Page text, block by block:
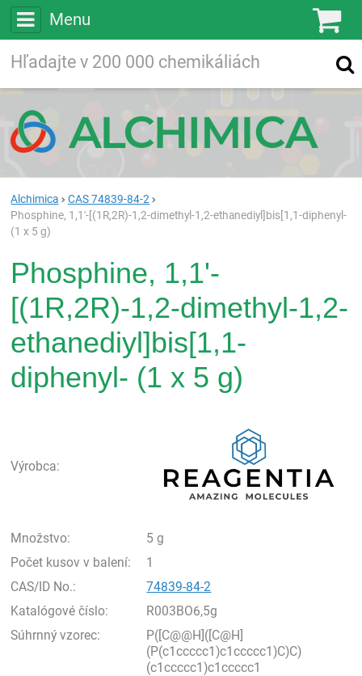
Menu
Vyhľadávanie
Alchimica
CAS 74839-84-2
Phosphine, 1,1'-[(1R,2R)-1,2-dimethyl-1,2-ethanediyl]bis[1,1-diphenyl-
(1 x 5 g)
Phosphine, 1,1'-
[(1R,2R)-1,2-dimethyl-1,2-
ethanediyl]bis[1,1-
diphenyl- (1 x 5 g)
Výrobca:
Množstvo:
5 g
Počet kusov v balení:
1
CAS/ID No.:
74839-84-2
Katalógové číslo:
R003BO6,5g
Súhrnný vzorec:
P([C@@H]([C@H]
(P(c1ccccc1)c1ccccc1)C)C)
(c1ccccc1)c1ccccc1